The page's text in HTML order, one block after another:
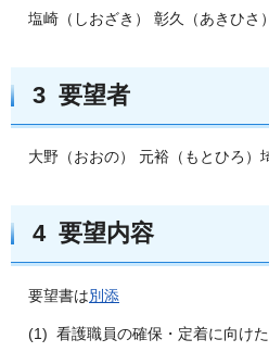
塩崎（しおざき） 彰久（あきひさ
3 要望者
大野（おおの） 元裕（もとひろ）
4 要望内容
要望書は別添
(1) 看護職員の確保・定着に向け